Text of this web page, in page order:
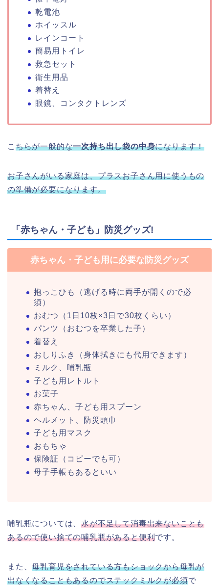
乾電池
ホイッスル
レインコート
簡易用トイレ
救急セット
衛生用品
着替え
眼鏡、コンタクトレンズ
こ ちらが一般的な一次持ち出し袋の中身になります！
お子さんがいる家庭は、プラスお子さん用に使うもの
の準備が必要になります。
「赤ちゃん・子ども」防災グッズ!
赤ちゃん・子ども用に必要な防災グッズ
抱っこひも（逃げる時に両手が開くので必
須）
おむつ（1日10枚×3日で30枚くらい）
パンツ（おむつを卒業した子）
着替え
おしりふき（身体拭きにも代用できます）
ミルク、哺乳瓶
子ども用レトルト
お菓子
赤ちゃん、子ども用スプーン
ヘルメット、防災頭巾
子ども用マスク
おもちゃ
保険証（コピーでも可）
母子手帳もあるといい
哺乳瓶については、水が不足して消毒出来ないことも
あるので使い捨ての哺乳瓶があると便利です。
また、母乳育児をされている方もショックから母乳が
出なくなることもあるのでステックミルクが必須で